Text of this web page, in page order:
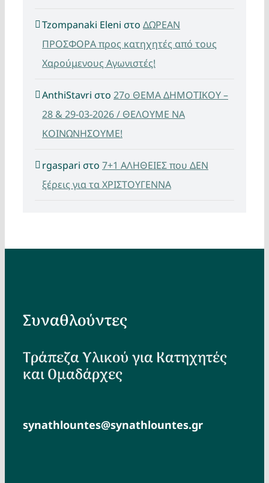
Tzompanaki Eleni στο ΔΩΡΕΑΝ
ΠΡΟΣΦΟΡΑ προς κατηχητές από τους
Χαρούμενους Αγωνιστές!
AnthiStavri στο 27ο ΘΕΜΑ ΔΗΜΟΤΙΚΟΥ –
28 & 29-03-2026 / ΘΕΛΟΥΜΕ ΝΑ
ΚΟΙΝΩΝΗΣΟΥΜΕ!
rgaspari στο 7+1 ΑΛΗΘΕΙΕΣ που ΔΕΝ
ξέρεις για τα ΧΡΙΣΤΟΥΓΕΝΝΑ
Συναθλούντες
Τράπεζα Υλικού για Κατηχητές
και Ομαδάρχες
synathlountes@synathlountes.gr